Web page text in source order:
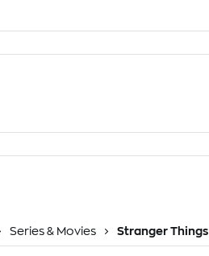
Series & Movies Stranger Things